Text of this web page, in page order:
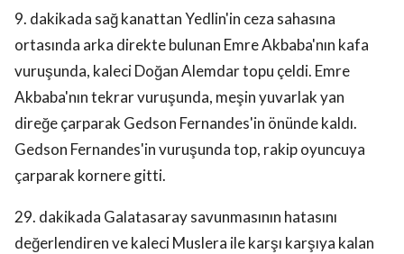
9. dakikada sağ kanattan Yedlin'in ceza sahasına
ortasında arka direkte bulunan Emre Akbaba'nın kafa
vuruşunda, kaleci Doğan Alemdar topu çeldi. Emre
Akbaba'nın tekrar vuruşunda, meşin yuvarlak yan
direğe çarparak Gedson Fernandes'in önünde kaldı.
Gedson Fernandes'in vuruşunda top, rakip oyuncuya
çarparak kornere gitti.
29. dakikada Galatasaray savunmasının hatasını
değerlendiren ve kaleci Muslera ile karşı karşıya kalan